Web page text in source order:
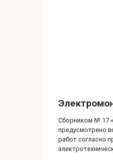
Сборником № 17
предусмотрено
работ согласно